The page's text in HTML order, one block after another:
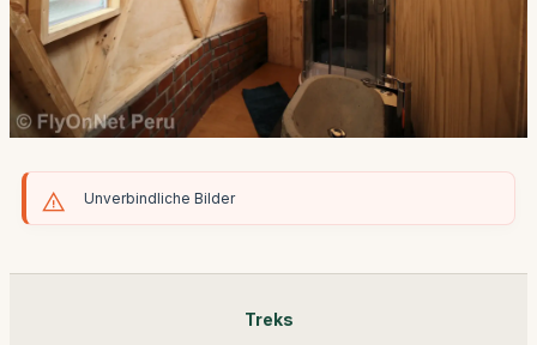
Unverbindliche Bilder
Treks